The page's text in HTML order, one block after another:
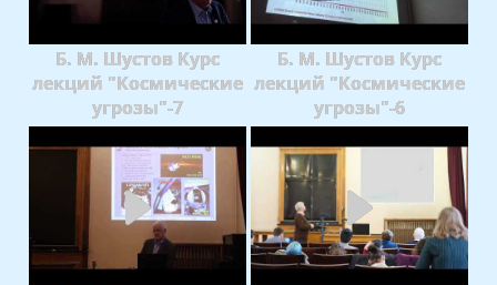
Б. М. Шустов Курс
лекций "Космические
угрозы"-7
Б. М. Шустов Курс
лекций "Космические
угрозы"-6